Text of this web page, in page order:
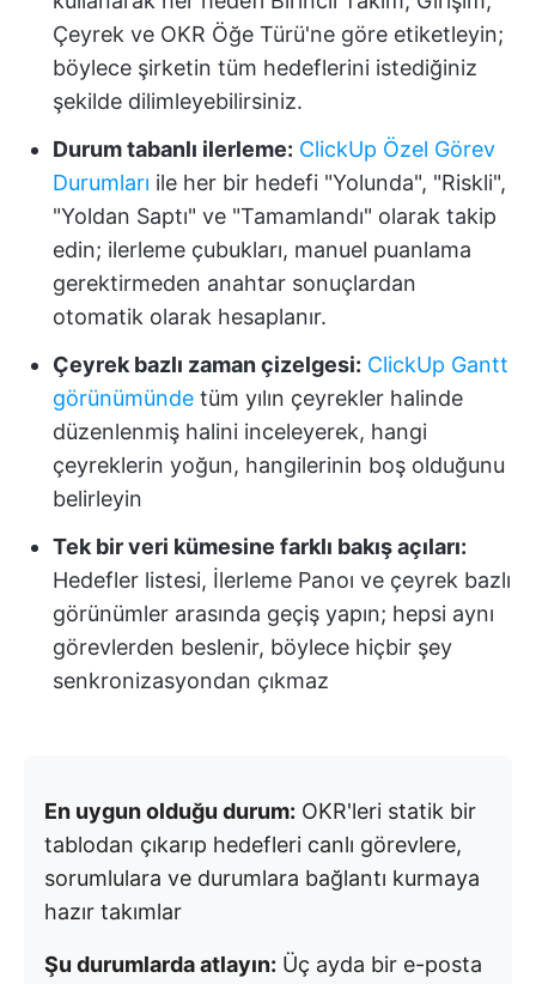
Çeyrek ve OKR Öğe Türü'ne göre etiketleyin;
böylece şirketin tüm hedeflerini istediğiniz
şekilde dilimleyebilirsiniz.
Durum tabanlı ilerleme: ClickUp Özel Görev
Durumları ile her bir hedefi "Yolunda", "Riskli",
"Yoldan Saptı" ve "Tamamlandı" olarak takip
edin; ilerleme çubukları, manuel puanlama
gerektirmeden anahtar sonuçlardan
otomatik olarak hesaplanır.
Çeyrek bazlı zaman çizelgesi: ClickUp Gantt
görünümünde tüm yılın çeyrekler halinde
düzenlenmiş halini inceleyerek, hangi
çeyreklerin yoğun, hangilerinin boş olduğunu
belirleyin
Tek bir veri kümesine farklı bakış açıları:
Hedefler listesi, İlerleme Panoı ve çeyrek bazlı
görünümler arasında geçiş yapın; hepsi aynı
görevlerden beslenir, böylece hiçbir şey
senkronizasyondan çıkmaz
En uygun olduğu durum: OKR'leri statik bir
tablodan çıkarıp hedefleri canlı görevlere,
sorumlulara ve durumlara bağlantı kurmaya
hazır takımlar
Şu durumlarda atlayın: Üç ayda bir e-posta